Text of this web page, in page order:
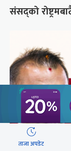
संसद्को
ताजा अपडेट